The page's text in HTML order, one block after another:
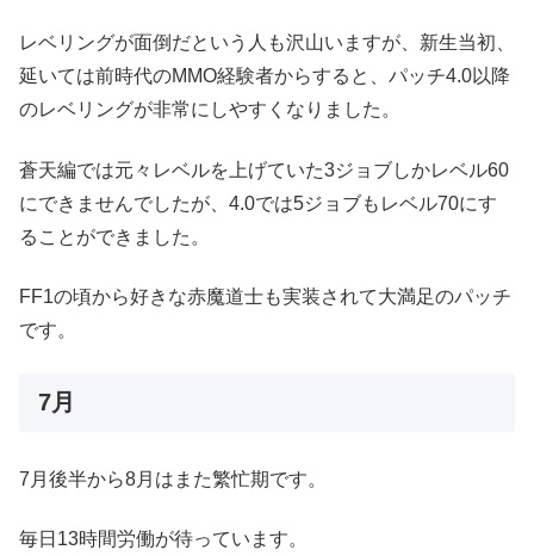
レベリングが面倒だという人も沢山いますが、新生当初、
延いては前時代のMMO経験者からすると、パッチ4.0以降
のレベリングが非常にしやすくなりました。
蒼天編では元々レベルを上げていた3ジョブしかレベル60
にできませんでしたが、4.0では5ジョブもレベル70にす
ることができました。
FF1の頃から好きな赤魔道士も実装されて大満足のパッチ
です。
7月
7月後半から8月はまた繁忙期です。
毎日13時間労働が待っています。